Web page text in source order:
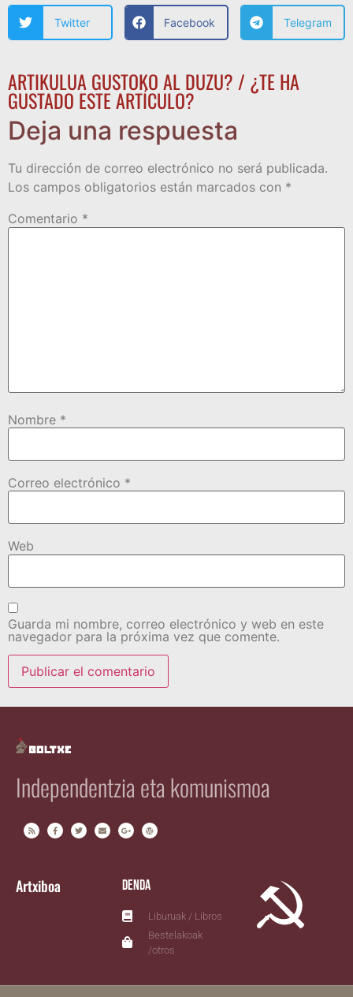
Twitter Facebook Telegram
ARTIKULUA GUSTOKO AL DUZU? / ¿TE HA
GUSTADO ESTE ARTÍCULO?
Deja una respuesta
Tu dirección de correo electrónico no será publicada.
Los campos obligatorios están marcados con *
Comentario *
Nombre *
Correo electrónico *
Web
Guarda mi nombre, correo electrónico y web en este
navegador para la próxima vez que comente.
Independentzia eta komunismoa
Artxiboa Denda
Liburuak / Libros
Bestelakoak
/otros